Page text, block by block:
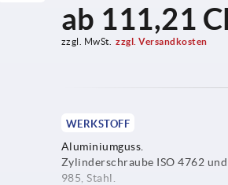
ab 111,21
zzgl. MwSt. zzgl. Versandkosten
WERKSTOFF
Aluminiumguss.
Zylinderschraube ISO 4762
985, Stahl.